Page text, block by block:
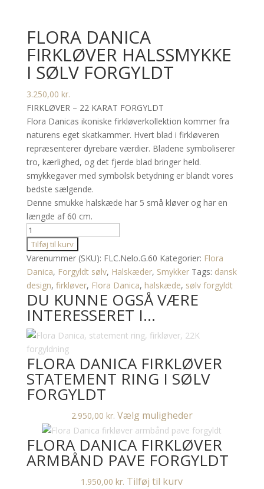
FLORA DANICA
FIRKLØVER HALSSMYKKE
I SØLV FORGYLDT
3.250,00 kr.
FIRKLØVER – 22 KARAT FORGYLDT
Flora Danicas ikoniske firkløverkollektion kommer fra
naturens eget skatkammer. Hvert blad i firkløveren
repræsenterer dyrebare værdier. Bladene symboliserer
tro, kærlighed, og det fjerde blad bringer held.
smykkegaver med symbolsk betydning er blandt vores
bedste sælgende.
Denne smukke halskæde har 5 små kløver og har en
længde af 60 cm.
Flora
Danica
firkløver
halssmykke
i
sølv
forgyldt
antal
Tilføj til kurv
Varenummer (SKU): FLC.Nelo.G.60 Kategorier: Flora
Danica, Forgyldt sølv, Halskæder, Smykker Tags: dansk
design, firkløver, Flora Danica, halskæde, sølv forgyldt
DU KUNNE OGSÅ VÆRE
INTERESSERET I…
FLORA DANICA FIRKLØVER
STATEMENT RING I SØLV
FORGYLDT
2.950,00 kr. Vælg mulighederDette
vare
har
flere
varianter.
FLORA DANICA FIRKLØVER
ARMBÅND PAVE FORGYLDT
1.950,00 kr. Tilføj til kurv